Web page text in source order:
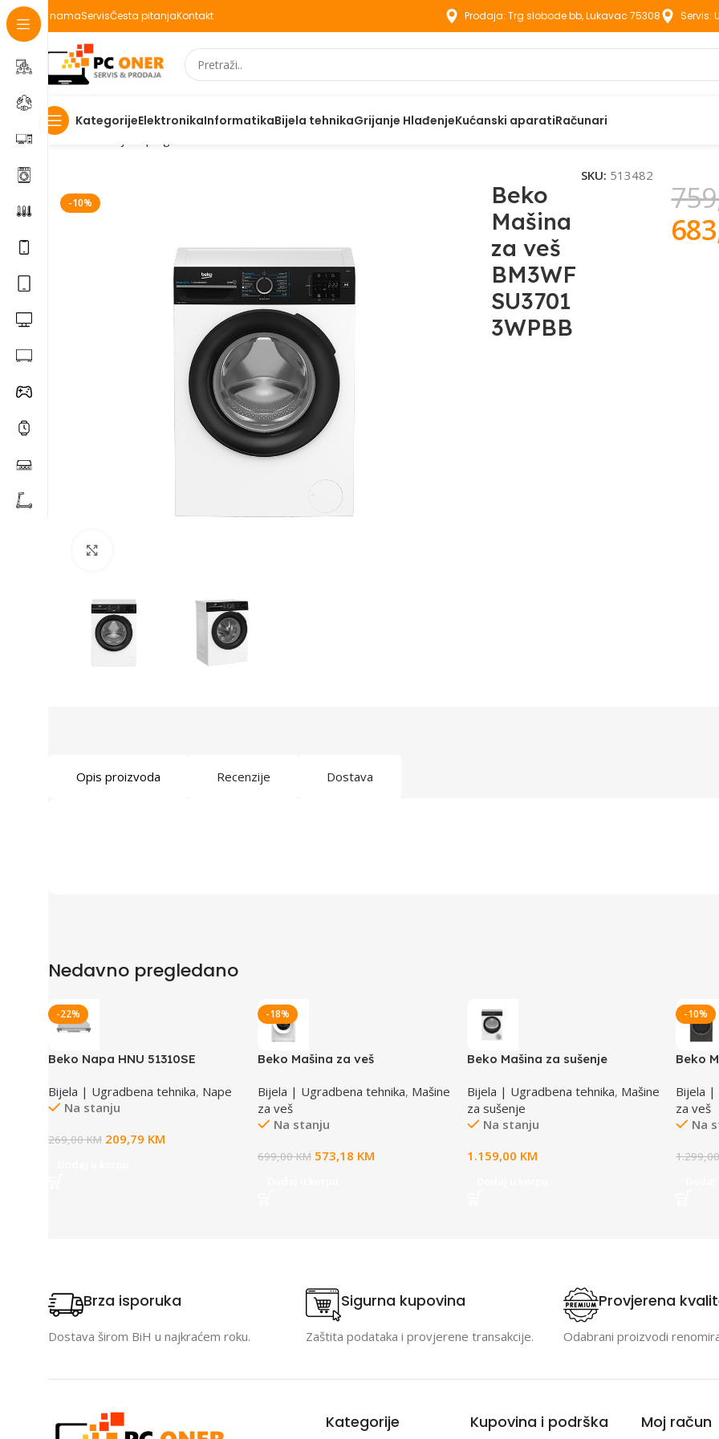
O namaServisČesta pitanjaKontakt Prodaja: Trg slobode bb, Lukavac 75308 Servis:
KategorijeElektronikaInformatikaBijela tehnikaGrijanje HlađenjeKućanski aparatiRačunari
Početna
-10%
Beko
Mašina
za veš
BM3WF
SU3701
3WPBB
SKU: 513482
Opis proizvoda Recenzije Dostava
Nedavno pregledano
-22%
Beko Napa HNU 51310SE
Bijela | Ugradbena tehnika, Nape
Na stanju
269,00KM 209,79 KM
-18%
Beko Mašina za veš
Bijela | Ugradbena tehnika, Mašine
za veš
Na stanju
699,00KM 573,18 KM
Beko Mašina za sušenje
Bijela | Ugradbena tehnika, Mašine
za sušenje
Na stanju
1.159,00 KM
-10%
Beko
Bijela |
za veš
Na
Brza isporuka
Dostava širom BiH u najkraćem roku.
Sigurna kupovina
Zaštita podataka i provjerene transakcije.
Provjerena
Odabrani proizvodi
Kategorije Kupovina i podrška Moj račun